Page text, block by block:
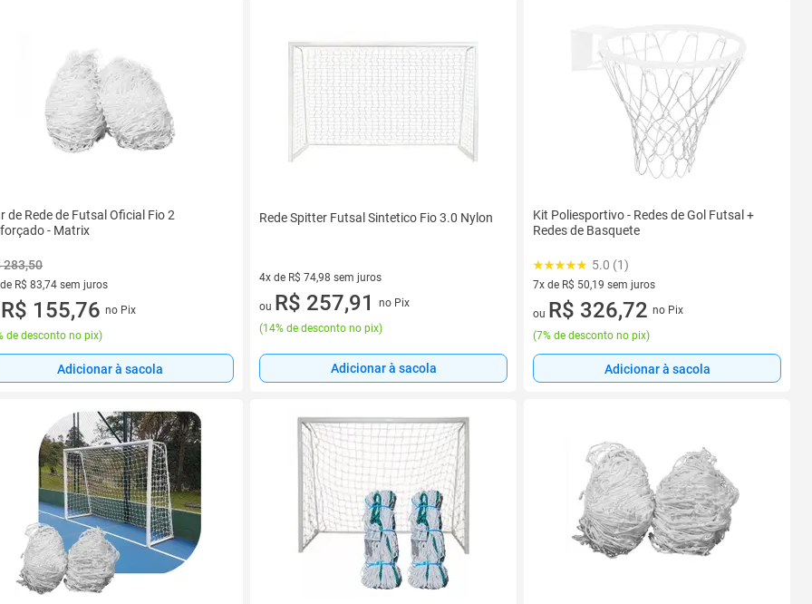
de Rede de Futsal Oficial Fio 2
- Matrix
283,50
R$ 83,74 sem juros
de R$ 83,74 sem juros
R$ 155,76 no Pix
de desconto no pix)
Adicionar à sacola
Rede Spitter Futsal Sintetico Fio 3.0 Nylon
4x de R$ 74,98 sem juros
4 vez de R$ 74,98 sem juros
ou R$ 257,91
no Pix
(14% de desconto no pix)
Adicionar à sacola
Kit Poliesportivo - Redes de Gol Futsal +
Redes de Basquete
5.0 (1)
7x de R$ 50,19 sem juros
7 vez de R$ 50,19 sem juros
ou R$ 326,72 no Pix
(7% de desconto no pix)
Adicionar à sacola